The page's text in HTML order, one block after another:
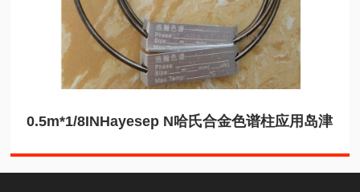
0.5m*1/8INHayesep N哈氏合金色谱柱应用岛津